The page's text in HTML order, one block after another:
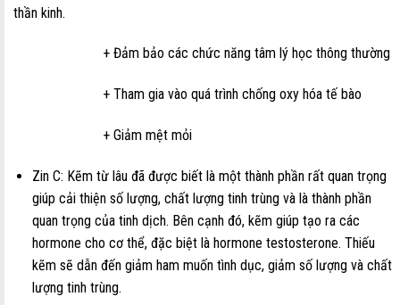
thần kinh.
+ Đảm bảo các chức năng tâm lý học thông thường
+ Tham gia vào quá trình chống oxy hóa tế bào
+ Giảm mệt mỏi
Zin C: Kẽm từ lâu đã được biết là một thành phần rất quan trọng
giúp cải thiện số lượng, chất lượng tinh trùng và là thành phần
quan trọng của tinh dịch. Bên cạnh đó, kẽm giúp tạo ra các
hormone cho cơ thể, đặc biệt là hormone testosterone. Thiếu
kẽm sẽ dẫn đến giảm ham muốn tình dục, giảm số lượng và chất
lượng tinh trùng.